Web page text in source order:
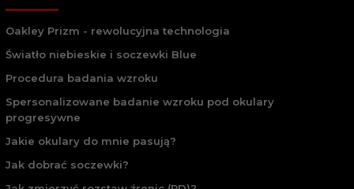
Oakley Prizm - rewolucyjna technologia
Światło niebieskie i soczewki Blue
Procedura badania wzroku
Spersonalizowane badanie wzroku pod okulary
progresywne
Jakie okulary do mnie pasują?
Jak dobrać soczewki?